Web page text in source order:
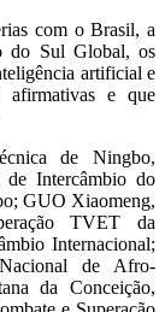
com o Brasil, a
do Sul Global, os
artificial e
afirmativas e que
de Ningbo,
Intercâmbio do
GUO Xiaomeng,
TVET da
Internacional;
de Afro-
da Conceição,